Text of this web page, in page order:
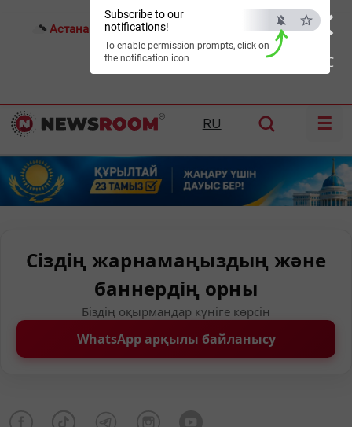
×
ESC
Subscribe to our
notifications!
To enable permission prompts, click on
the notification icon
Астана: 22°C Алматы: Шымкент:31°C
RU ☰
Сіздің жарнамаңыздың және
баннердің орны
Біздің оқырмандар күніге көрсін
WhatsApp арқылы байланысу